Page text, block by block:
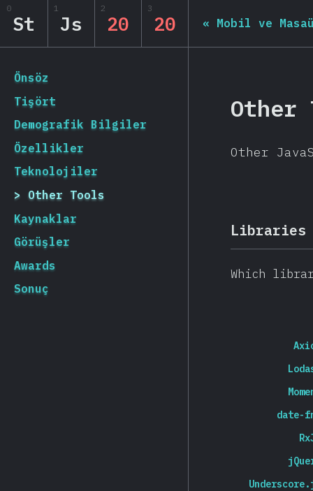
State of JS 2020
0
St
1
Js
2
20
3
20
[tr-TR] general.back_to_intro
Önsöz
Tişört
Demografik Bilgiler
Özellikler
Teknolojiler
Other Tools
Kaynaklar
Görüşler
Awards
Sonuç
« Mobil ve
Other
Other
Libraries
Which
date-